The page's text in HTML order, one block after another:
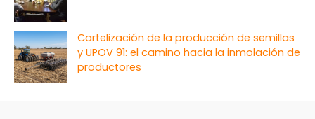
Cartelización de la producción de semillas
y UPOV 91: el camino hacia la inmolación de
productores